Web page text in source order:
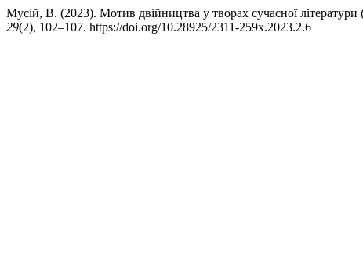
Мусій, В. (2023). Мотив двійництва у творах сучасної
29(2), 102–107. https://doi.org/10.28925/2311-259x.2023.2.6